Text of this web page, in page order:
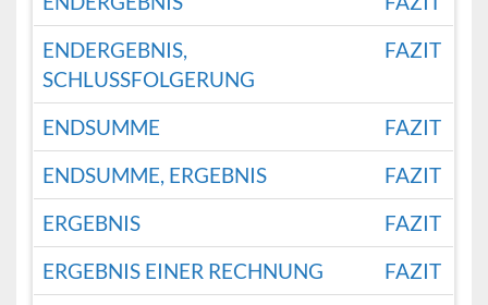
ENDERGEBNIS,
SCHLUSSFOLGERUNG
FAZIT
ENDSUMME
FAZIT
ENDSUMME, ERGEBNIS
FAZIT
ERGEBNIS
FAZIT
ERGEBNIS EINER RECHNUNG
FAZIT